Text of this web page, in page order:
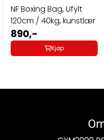
NF Boxing Bag, Ufylt
120cm / 40kg, kunstlær
890,-
Kjøp